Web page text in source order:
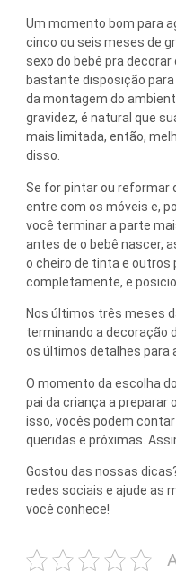
Um momento bom para
cinco ou seis meses de
sexo do bebê pra
bastante disposição
da montagem do
gravidez, é natural que
mais limitada, então,
disso.
Se for pintar ou reformar
entre com os móveis e,
você terminar a parte
antes de o bebê nascer,
o cheiro de tinta e
completamente, e
Nos últimos três meses
terminando a decoração
os últimos detalhes para
O momento da escolha
pai da criança a preparar
isso, vocês podem
queridas e próximas.
Gostou das nossas
redes sociais e ajude as
você conhece!